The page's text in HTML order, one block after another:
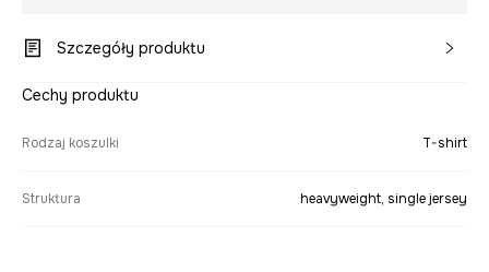
Szczegóły produktu
Cechy produktu
Rodzaj koszulki T-shirt
Struktura heavyweight, single jersey